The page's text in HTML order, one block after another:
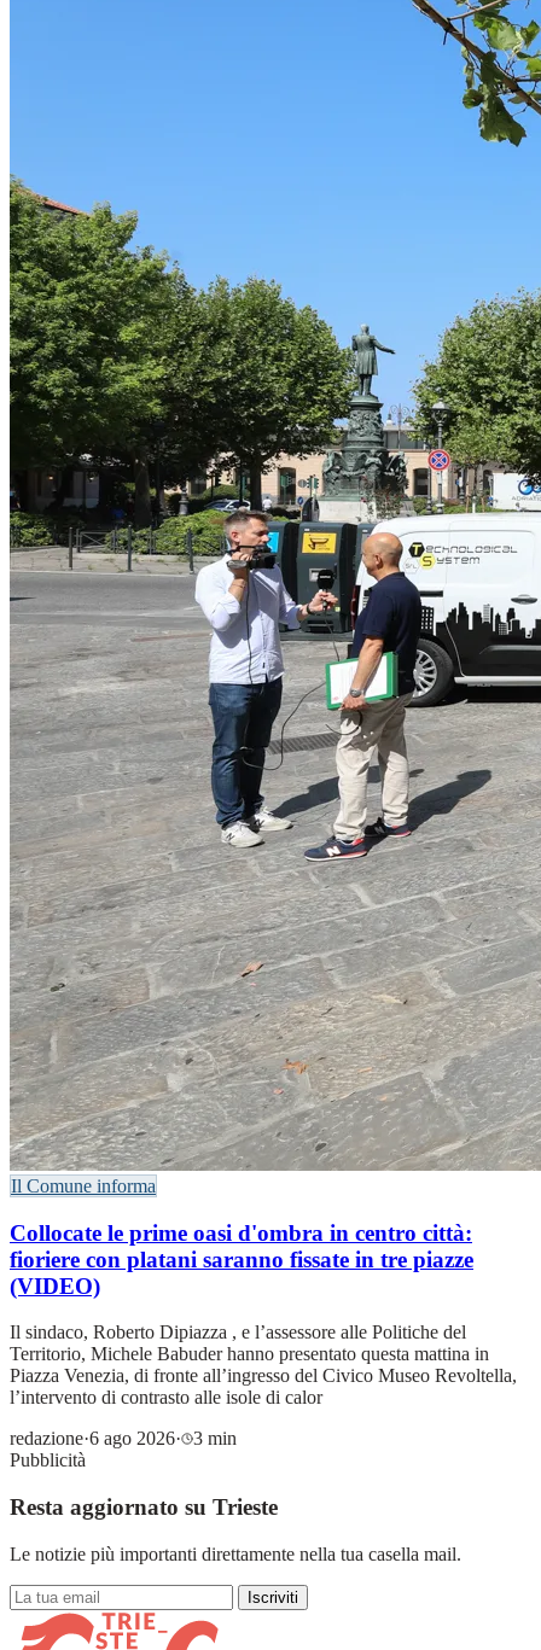
Il Comune informa
Collocate le prime oasi d'ombra in centro città:
fioriere con platani saranno fissate in tre piazze
(VIDEO)
Il sindaco, Roberto Dipiazza , e l’assessore alle Politiche del
Territorio, Michele Babuder hanno presentato questa mattina in
Piazza Venezia, di fronte all’ingresso del Civico Museo Revoltella,
l’intervento di contrasto alle isole di calor
redazione·6 ago 2026·
3 min
Pubblicità
Resta aggiornato su Trieste
Le notizie più importanti direttamente nella tua casella mail.
Iscriviti